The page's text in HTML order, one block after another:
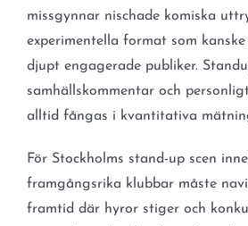
missgynnar nischade komiska
experimentella format som
djupt engagerade publiker.
samhällskommentar och
alltid fångas i kvantitativa
För Stockholms stand-up scen
framgångsrika klubbar måste
framtid där hyror stiger och